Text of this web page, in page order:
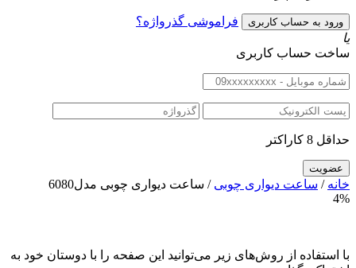
فراموشی گذرواژه؟
یا
ساخت حساب کاربری
حداقل 8 کاراکتر
خانه / ساعت دیواری چوبی / ساعت دیواری چوبی مدل6080
4%
با استفاده از روش‌های زیر می‌توانید این صفحه را با دوستان خود به